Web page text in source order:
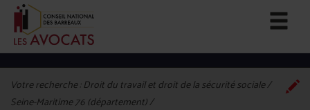
Votre recherche :Droit du travail et droit de la sécurité sociale /
Seine-Maritime 76 (département)